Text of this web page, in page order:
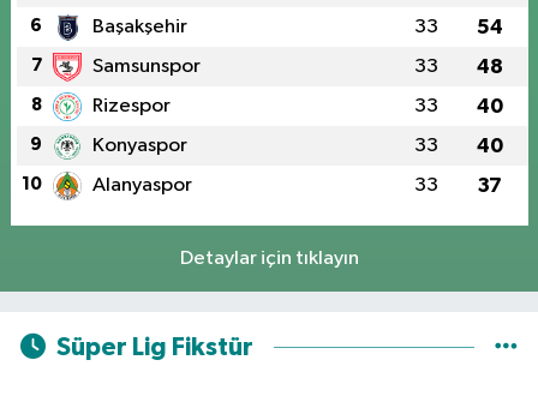
6 Başakşehir 33 54
7 Samsunspor 33 48
8 Rizespor 33 40
9 Konyaspor 33 40
10 Alanyaspor 33 37
Detaylar için tıklayın
Süper Lig Fikstür